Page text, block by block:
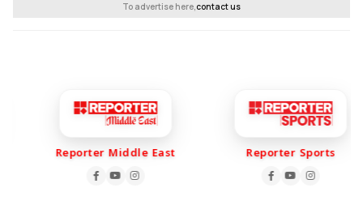
To advertise here,contact us
Reporter Middle East Reporter Sports